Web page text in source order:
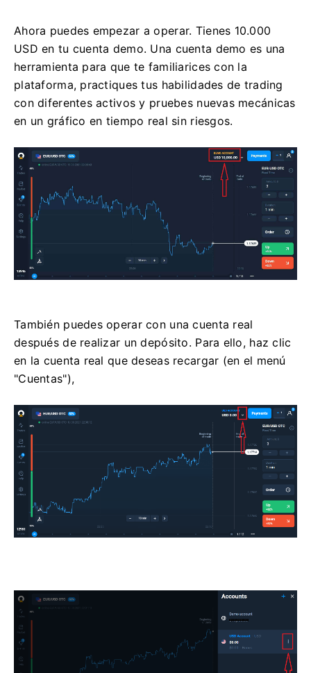
Ahora puedes empezar a operar. Tienes 10.000
USD en tu cuenta demo. Una cuenta demo es una
herramienta para que te familiarices con la
plataforma, practiques tus habilidades de trading
con diferentes activos y pruebes nuevas mecánicas
en un gráfico en tiempo real sin riesgos.
También puedes operar con una cuenta real
después de realizar un depósito. Para ello, haz clic
en la cuenta real que deseas recargar (en el menú
"Cuentas"),